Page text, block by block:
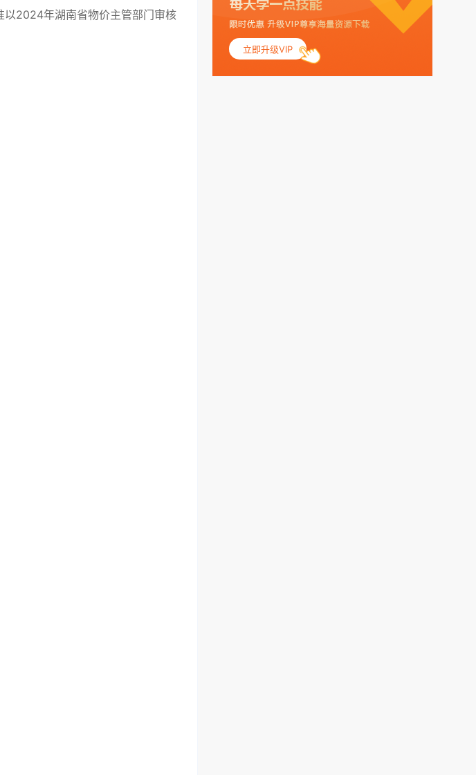
以2024年湖南省物价主管部门审核
立即升级VIP